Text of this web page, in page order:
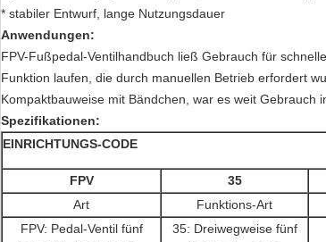
* stabiler Entwurf, lange Nutzungsdauer
Anwendungen:
FPV-Fußpedal-Ventilhandbuch ließ Gebrauch für
Funktion laufen, die durch manuellen Betrieb erfordert
Kompaktbauweise mit Bändchen, war es weit Gebrauch
Spezifikationen:
EINRICHTUNGS-CODE
FPV 35
Art
Funktions-Art
FPV: Pedal-Ventil fünf
35: Dreiwegweise fünf